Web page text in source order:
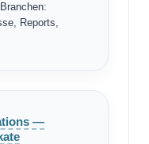
Reports,
—